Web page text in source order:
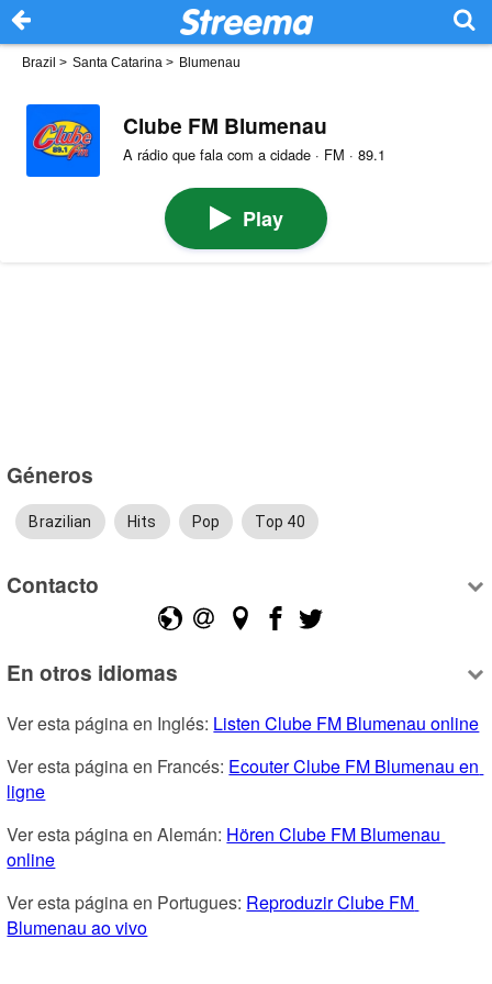
Brazil > Santa Catarina > Blumenau
Clube FM Blumenau
A rádio que fala com a cidade · FM · 89.1
Play
Géneros
Brazilian Hits Pop Top 40
Contacto
En otros idiomas
Ver esta página en Inglés: Listen Clube FM Blumenau online
Ver esta página en Francés: Ecouter Clube FM Blumenau en
ligne
Ver esta página en Alemán: Hören Clube FM Blumenau
online
Ver esta página en Portugues: Reproduzir Clube FM
Blumenau ao vivo